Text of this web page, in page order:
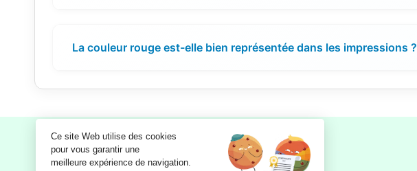
Ce site Web utilise des cookies
pour vous garantir une
meilleure expérience de navigation.
La couleur rouge est-elle bien représentée dans les impressions ?